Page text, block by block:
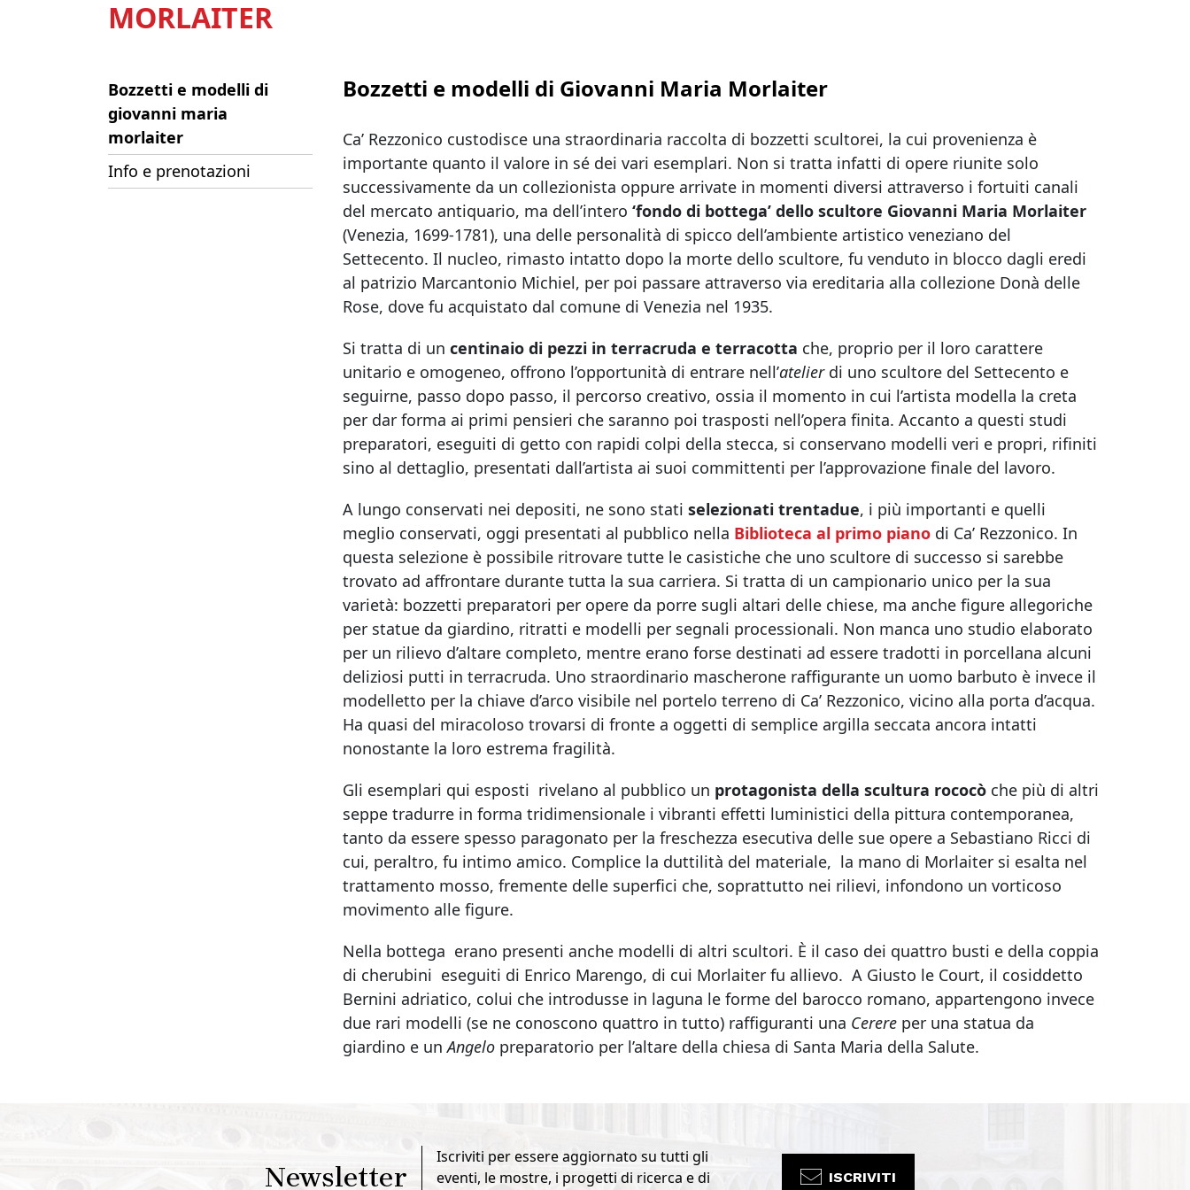
MORLAITER
Bozzetti e modelli di
giovanni maria
morlaiter
Info e prenotazioni
Bozzetti e modelli di Giovanni Maria Morlaiter
Ca’ Rezzonico custodisce una straordinaria raccolta di bozzetti scultorei, la cui provenienza è
importante quanto il valore in sé dei vari esemplari. Non si tratta infatti di opere riunite solo
successivamente da un collezionista oppure arrivate in momenti diversi attraverso i fortuiti canali
del mercato antiquario, ma dell’intero ‘fondo di bottega’ dello scultore Giovanni Maria Morlaiter
(Venezia, 1699-1781), una delle personalità di spicco dell’ambiente artistico veneziano del
Settecento. Il nucleo, rimasto intatto dopo la morte dello scultore, fu venduto in blocco dagli eredi
al patrizio Marcantonio Michiel, per poi passare attraverso via ereditaria alla collezione Donà delle
Rose, dove fu acquistato dal comune di Venezia nel 1935.
Si tratta di un centinaio di pezzi in terracruda e terracotta che, proprio per il loro carattere
unitario e omogeneo, offrono l’opportunità di entrare nell’atelier di uno scultore del Settecento e
seguirne, passo dopo passo, il percorso creativo, ossia il momento in cui l’artista modella la creta
per dar forma ai primi pensieri che saranno poi trasposti nell’opera finita. Accanto a questi studi
preparatori, eseguiti di getto con rapidi colpi della stecca, si conservano modelli veri e propri, rifiniti
sino al dettaglio, presentati dall’artista ai suoi committenti per l’approvazione finale del lavoro.
A lungo conservati nei depositi, ne sono stati selezionati trentadue, i più importanti e quelli
meglio conservati, oggi presentati al pubblico nella Biblioteca al primo piano di Ca’ Rezzonico. In
questa selezione è possibile ritrovare tutte le casistiche che uno scultore di successo si sarebbe
trovato ad affrontare durante tutta la sua carriera. Si tratta di un campionario unico per la sua
varietà: bozzetti preparatori per opere da porre sugli altari delle chiese, ma anche figure allegoriche
per statue da giardino, ritratti e modelli per segnali processionali. Non manca uno studio elaborato
per un rilievo d’altare completo, mentre erano forse destinati ad essere tradotti in porcellana alcuni
deliziosi putti in terracruda. Uno straordinario mascherone raffigurante un uomo barbuto è invece il
modelletto per la chiave d’arco visibile nel portelo terreno di Ca’ Rezzonico, vicino alla porta d’acqua.
Ha quasi del miracoloso trovarsi di fronte a oggetti di semplice argilla seccata ancora intatti
nonostante la loro estrema fragilità.
Gli esemplari qui esposti rivelano al pubblico un protagonista della scultura rococò che più di altri
seppe tradurre in forma tridimensionale i vibranti effetti luministici della pittura contemporanea,
tanto da essere spesso paragonato per la freschezza esecutiva delle sue opere a Sebastiano Ricci di
cui, peraltro, fu intimo amico. Complice la duttilità del materiale, la mano di Morlaiter si esalta nel
trattamento mosso, fremente delle superfici che, soprattutto nei rilievi, infondono un vorticoso
movimento alle figure.
Nella bottega erano presenti anche modelli di altri scultori. È il caso dei quattro busti e della coppia
di cherubini eseguiti di Enrico Marengo, di cui Morlaiter fu allievo. A Giusto le Court, il cosiddetto
Bernini adriatico, colui che introdusse in laguna le forme del barocco romano, appartengono invece
due rari modelli (se ne conoscono quattro in tutto) raffiguranti una Cerere per una statua da
giardino e unAngelo preparatorio per l’altare della chiesa di Santa Maria della Salute.
Newsletter
Iscriviti per essere aggiornato su tutti gli
eventi, le mostre, i progetti di ricerca e di
ISCRIVITI